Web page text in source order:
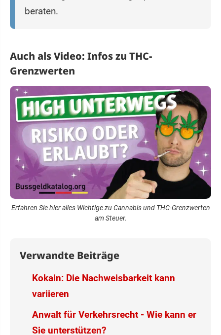
beraten.
Auch als Video: Infos zu THC-
Grenzwerten
Erfahren Sie hier alles Wichtige zu Cannabis und THC-Grenzwerten
am Steuer.
Verwandte Beiträge
Kokain: Die Nachweisbarkeit kann
variieren
Anwalt für Verkehrsrecht - Wie kann er
Sie unterstützen?